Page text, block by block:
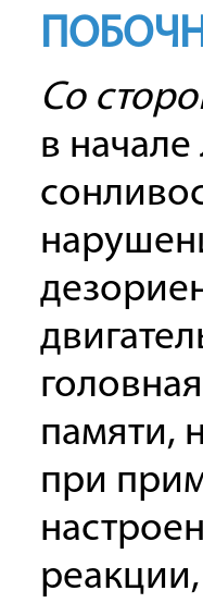
Со
в
памяти,
при